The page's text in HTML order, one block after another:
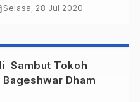
Pemenuhan
Selasa, 28 Jul 2020
Sambut Tokoh
Dham